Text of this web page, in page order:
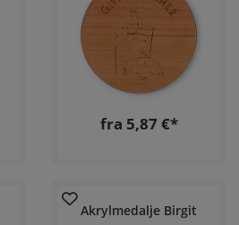
fra 5,87 €*
Akrylmedalje Birgit